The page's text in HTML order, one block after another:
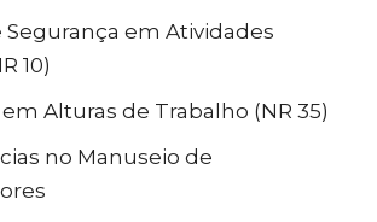
Segurança em Atividades
10)
Alturas de Trabalho (NR 35)
no Manuseio de